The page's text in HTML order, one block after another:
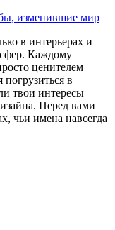
изменившие мир
в интерьерах и
Каждому
ценителем
погрузиться в
твои интересы
Перед вами
чьи имена навсегда